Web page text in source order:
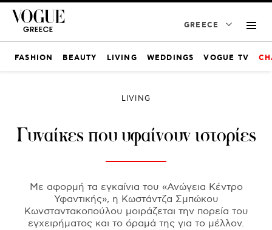
GREECE
FASHION BEAUTY LIVING WEDDINGS VOGUE TV
LIVING
Γυναίκες που υφαίνουν ιστορίες
Με αφορμή τα εγκαίνια του «Ανώγεια Κέντρο
Υφαντικής», η Κωστάντζα Σμπώκου
Κωνσταντακοπούλου μοιράζεται την πορεία του
εγχειρήματος και το όραμά της για το μέλλον.